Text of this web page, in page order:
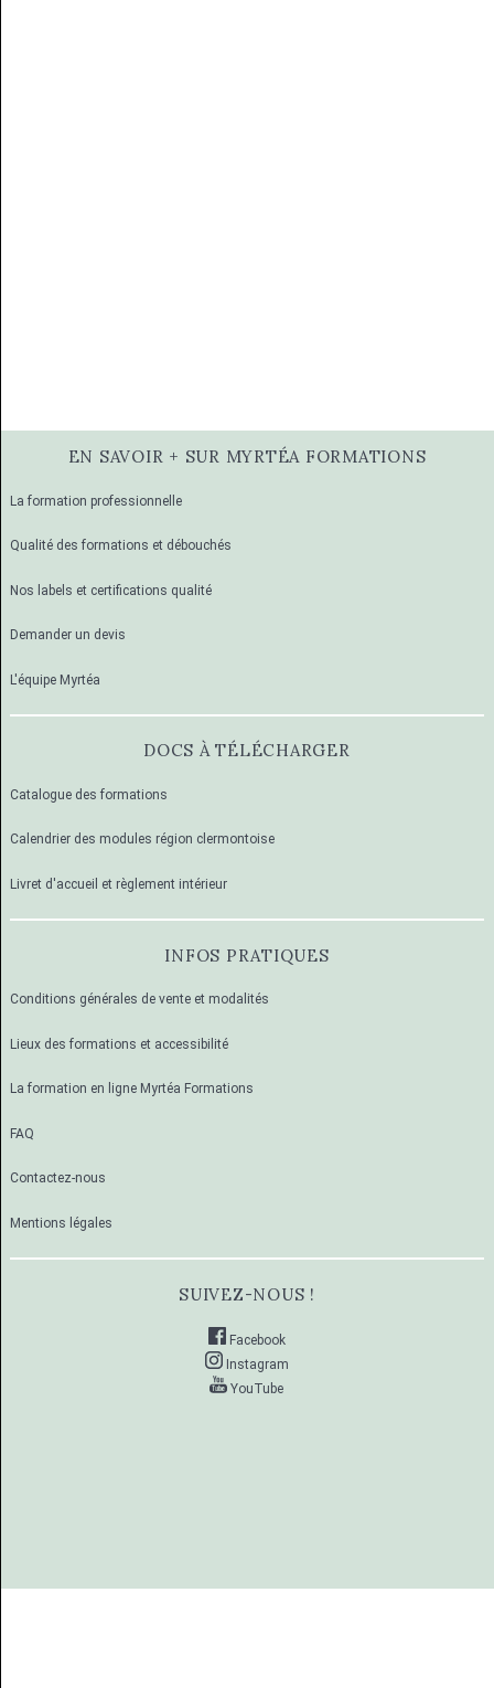
EN SAVOIR + SUR MYRTÉA FORMATIONS
La formation professionnelle
Qualité des formations et débouchés
Nos labels et certifications qualité
Demander un devis
L'équipe Myrtéa
DOCS À TÉLÉCHARGER
Catalogue des formations
Calendrier des modules région clermontoise
Livret d'accueil et règlement intérieur
INFOS PRATIQUES
Conditions générales de vente et modalités
Lieux des formations et accessibilité
La formation en ligne Myrtéa Formations
FAQ
Contactez-nous
Mentions légales
SUIVEZ-NOUS !
Facebook
Instagram
YouTube